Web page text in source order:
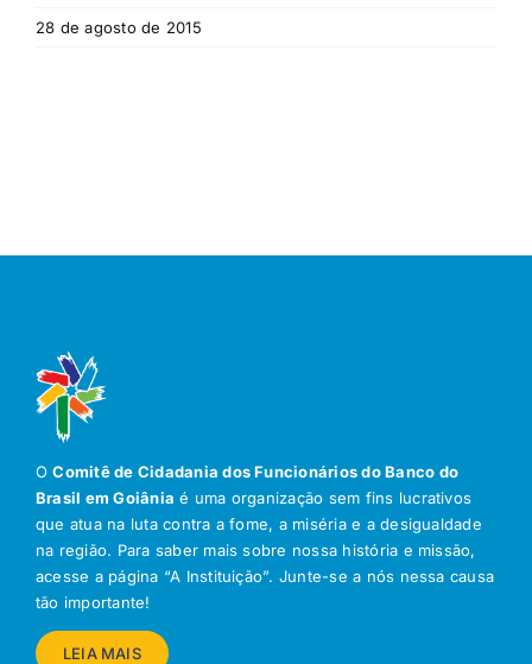
28 de agosto de 2015
OComitê de Cidadania dos Funcionários do Banco do
Brasil em Goiânia é uma organização sem fins lucrativos
que atua na luta contra a fome, a miséria e a desigualdade
na região. Para saber mais sobre nossa história e missão,
acesse a página “A Instituição”. Junte-se a nós nessa causa
tão importante!
LEIA MAIS